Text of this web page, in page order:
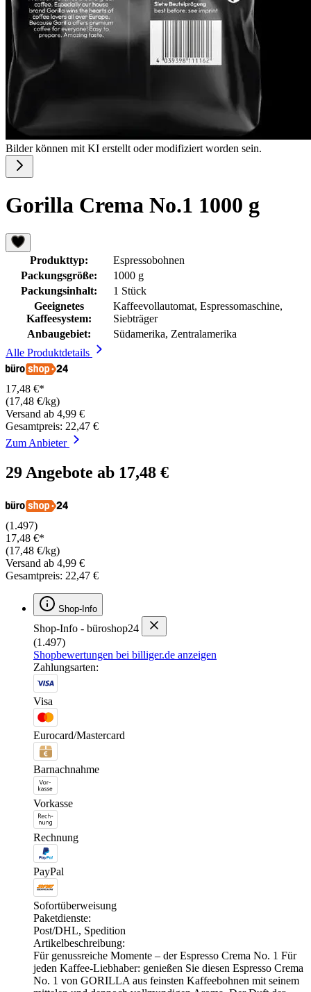
Bilder können mit KI erstellt oder modifiziert worden sein.
Gorilla Crema No.1 1000 g
Produkttyp:
Espressobohnen
Packungsgröße:
1000 g
Packungsinhalt:
1 Stück
Geeignetes
Kaffeesystem:
Kaffeevollautomat, Espressomaschine,
Siebträger
Anbaugebiet:
Südamerika, Zentralamerika
Alle Produktdetails
17,48 €*
(17,48 €/kg)
Versand ab 4,99 €
Gesamtpreis: 22,47 €
Zum Anbieter
29 Angebote ab 17,48 €
(1.497)
17,48 €*
(17,48 €/kg)
Versand ab 4,99 €
Gesamtpreis: 22,47 €
Shop-Info
Shop-Info - büroshop24
(1.497)
Shopbewertungen bei billiger.de anzeigen
Zahlungsarten:
Visa
Eurocard/Mastercard
Barnachnahme
Vorkasse
Rechnung
PayPal
Sofortüberweisung
Paketdienste:
Post/DHL, Spedition
Artikelbeschreibung:
Für genussreiche Momente – der Espresso Crema No. 1 Für
jeden Kaffee-Liebhaber: genießen Sie diesen Espresso Crema
No. 1 von GORILLA aus feinsten Kaffeebohnen mit seinem